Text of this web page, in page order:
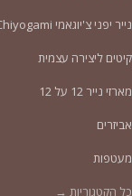
נייר יפני צ'יוגאמי Chiyogami
קיטים ליצירה עצמית
מארזי נייר 12 על 12
אביזרים
מעטפות
כל הקטגוריות →